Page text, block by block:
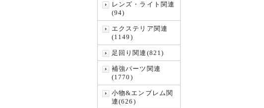
レンズ・ライト関連
(94)
エクステリア関連
(1149)
足回り関連(821)
補強パーツ関連
(1770)
小物&エンブレム関
連(626)